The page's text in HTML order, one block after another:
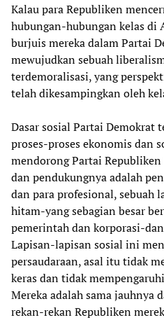
Kalau para Republiken
hubungan-hubungan kelas di
burjuis mereka dalam Partai
mewujudkan sebuah
terdemoralisasi, yang
telah dikesampingkan oleh
Dasar sosial Partai Demokrat
proses-proses ekonomis dan
mendorong Partai
dan pendukungnya adalah
dan para profesional,
hitam-yang sebagian besar
pemerintah dan korporasi-
Lapisan-lapisan sosial ini
persaudaraan, asal itu tidak
keras dan tidak
Mereka adalah sama jauhnya
rekan-rekan Republiken